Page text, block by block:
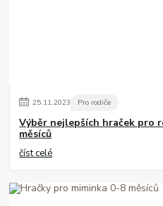
25.11.2023 Pro rodiče
Výběr nejlepších hraček pro
měsíců
číst celé